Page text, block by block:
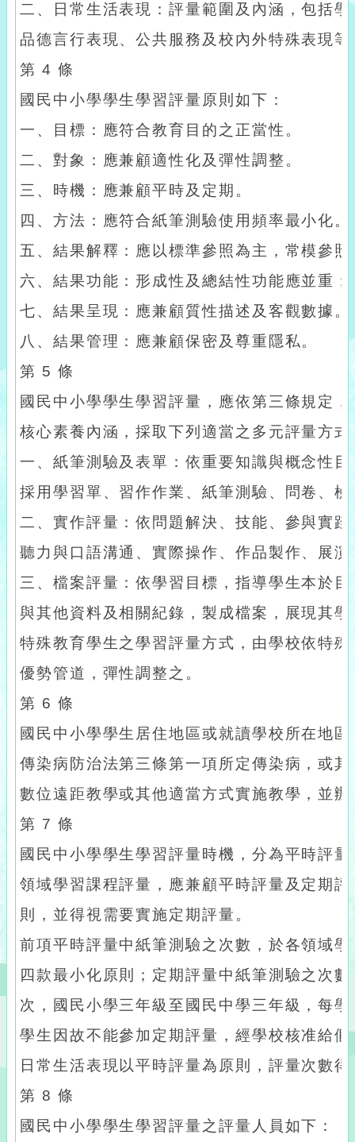
二、日常生活表現：評量範圍及內涵，包括
品德言行表現、公共服務及校內外特殊表現等
第 4 條
國民中小學學生學習評量原則如下：
一、目標：應符合教育目的之正當性。
二、對象：應兼顧適性化及彈性調整。
三、時機：應兼顧平時及定期。
四、方法：應符合紙筆測驗使用頻率最小化。
五、結果解釋：應以標準參照為主，常模參
六、結果功能：形成性及總結性功能應並重
七、結果呈現：應兼顧質性描述及客觀數據。
八、結果管理：應兼顧保密及尊重隱私。
第 5 條
國民中小學學生學習評量，應依第三條規定
核心素養內涵，採取下列適當之多元評量方式
一、紙筆測驗及表單：依重要知識與概念性
採用學習單、習作作業、紙筆測驗、問卷、
二、實作評量：依問題解決、技能、參與實
聽力與口語溝通、實際操作、作品製作、展
三、檔案評量：依學習目標，指導學生本於
與其他資料及相關紀錄，製成檔案，展現其
特殊教育學生之學習評量方式，由學校依特
優勢管道，彈性調整之。
第 6 條
國民中小學學生居住地區或就讀學校所在地
傳染病防治法第三條第一項所定傳染病，或
數位遠距教學或其他適當方式實施教學，並
第 7 條
國民中小學學生學習評量時機，分為平時評
領域學習課程評量，應兼顧平時評量及定期
則，並得視需要實施定期評量。
前項平時評量中紙筆測驗之次數，於各領域
四款最小化原則；定期評量中紙筆測驗之次
次，國民小學三年級至國民中學三年級，每
學生因故不能參加定期評量，經學校核准給
日常生活表現以平時評量為原則，評量次數
第 8 條
國民中小學學生學習評量之評量人員如下：